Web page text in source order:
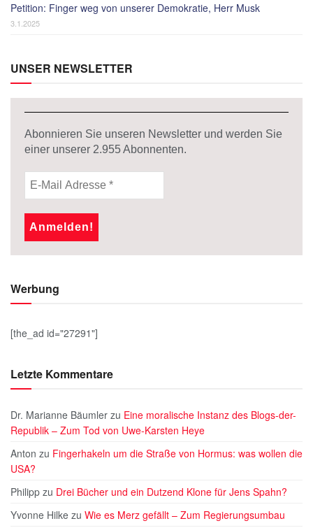
Petition: Finger weg von unserer Demokratie, Herr Musk
3.1.2025
UNSER NEWSLETTER
Abonnieren Sie unseren Newsletter und werden Sie
einer unserer 2.955Abonnenten.
Werbung
[the_ad id="27291"]
Letzte Kommentare
Dr. Marianne Bäumler zu Eine moralische Instanz des Blogs-der-
Republik – Zum Tod von Uwe-Karsten Heye
Anton zu Fingerhakeln um die Straße von Hormus: was wollen die
USA?
Philipp zu Drei Bücher und ein Dutzend Klone für Jens Spahn?
Yvonne Hilke zu Wie es Merz gefällt – Zum Regierungsumbau